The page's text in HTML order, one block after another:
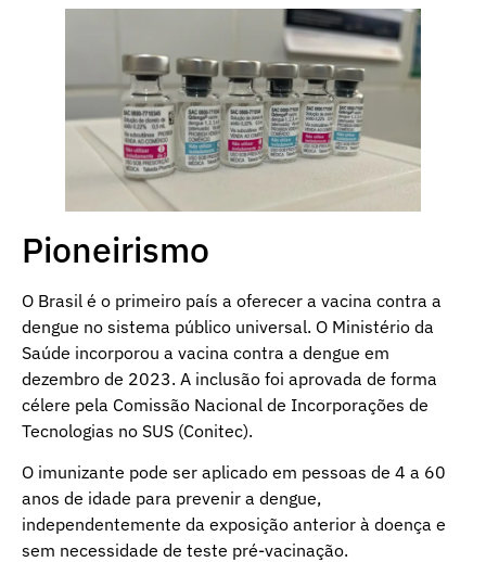
Pioneirismo
O Brasil é o primeiro país a oferecer a vacina contra a
dengue no sistema público universal. O Ministério da
Saúde incorporou a vacina contra a dengue em
dezembro de 2023. A inclusão foi aprovada de forma
célere pela Comissão Nacional de Incorporações de
Tecnologias no SUS (Conitec).
O imunizante pode ser aplicado em pessoas de 4 a 60
anos de idade para prevenir a dengue,
independentemente da exposição anterior à doença e
sem necessidade de teste pré-vacinação.